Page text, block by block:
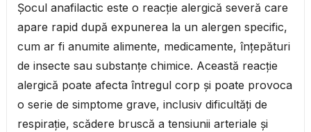
Șocul anafilactic este o reacție alergică severă care
apare rapid după expunerea la un alergen specific,
cum ar fi anumite alimente, medicamente, înțepături
de insecte sau substanțe chimice. Această reacție
alergică poate afecta întregul corp și poate provoca
o serie de simptome grave, inclusiv dificultăți de
respirație, scădere bruscă a tensiunii arteriale și